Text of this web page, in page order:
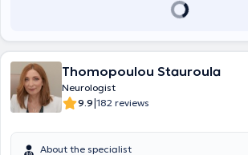
Thomopoulou Stauroula
Neurologist
9.9|182 reviews
About the specialist